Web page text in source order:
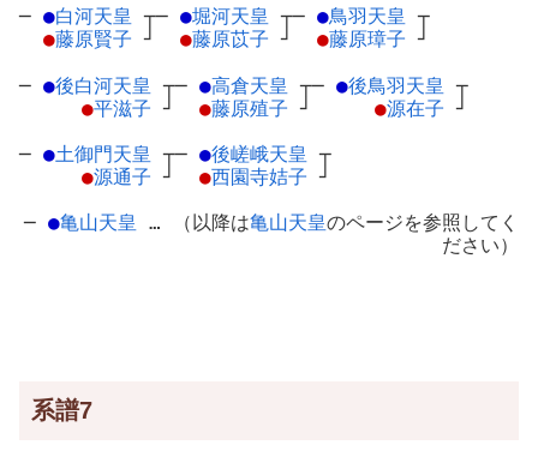
─ ●白河天皇 ┬
●藤原賢子 ┘
─ ●堀河天皇 ┬
●藤原苡子 ┘
─ ●鳥羽天皇 ┬
●藤原璋子 ┘
─ ●後白河天皇 ┬
●平滋子 ┘
─ ●高倉天皇 ┬
●藤原殖子 ┘
─ ●後鳥羽天皇 ┬
●源在子 ┘
─ ●土御門天皇 ┬
●源通子 ┘
─ ●後嵯峨天皇 ┬
●西園寺姞子 ┘
─ ●亀山天皇 … （以降は亀山天皇のページを参照してく
ださい）
系譜7